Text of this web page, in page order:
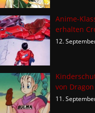
Anime-
erhalten
12.
von
11.